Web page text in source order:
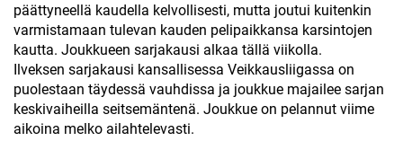
päättyneellä kaudella kelvollisesti, mutta joutui kuitenkin
varmistamaan tulevan kauden pelipaikkansa karsintojen
kautta. Joukkueen sarjakausi alkaa tällä viikolla.
Ilveksen sarjakausi kansallisessa Veikkausliigassa on
puolestaan täydessä vauhdissa ja joukkue majailee sarjan
keskivaiheilla seitsemäntenä. Joukkue on pelannut viime
aikoina melko ailahtelevasti.